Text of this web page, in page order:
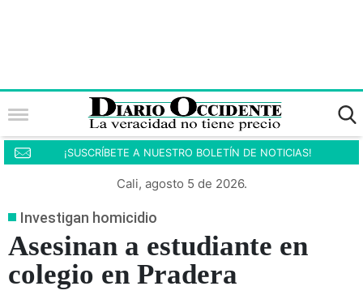
¡SUSCRÍBETE A NUESTRO BOLETÍN DE NOTICIAS!
Cali, agosto 5 de 2026.
Investigan homicidio
Asesinan a estudiante en
colegio en Pradera